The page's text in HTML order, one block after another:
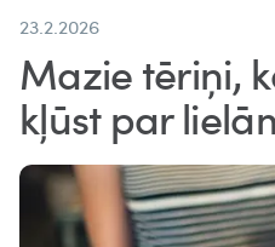
23.2.2026
Mazie tēriņi,
kļūst par